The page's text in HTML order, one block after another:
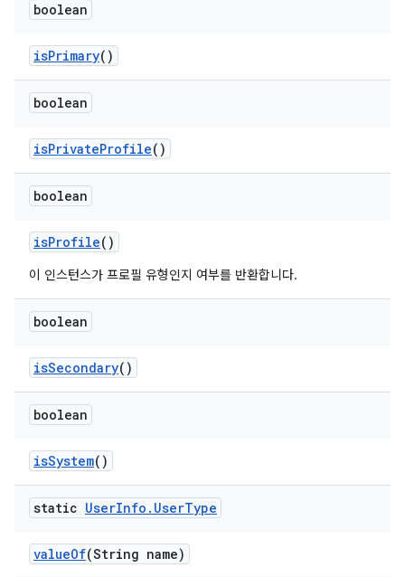
boolean
isPrimary()
boolean
isPrivateProfile()
boolean
isProfile()
이 인스턴스가 프로필 유형인지 여부를 반환합니다.
boolean
isSecondary()
boolean
isSystem()
static UserInfo . UserType
valueOf(String name)